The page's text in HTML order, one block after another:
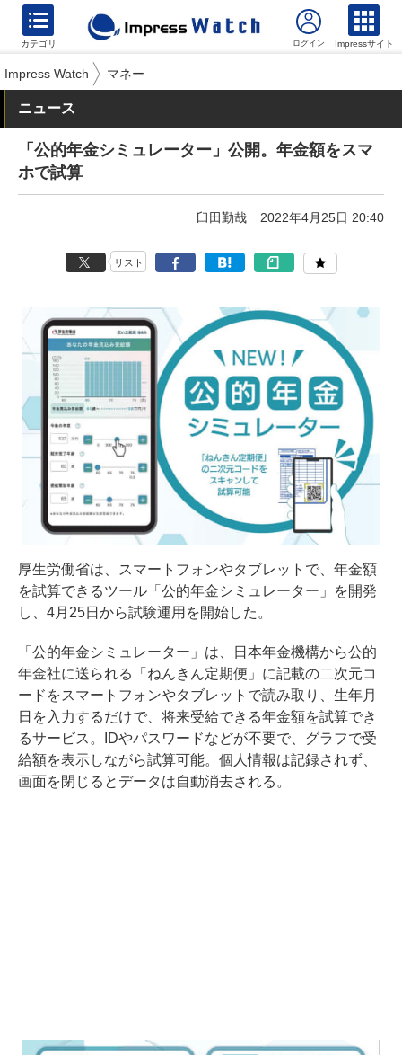
カテゴリ Impressサイト
Impress Watch マネー
ニュース
「公的年金シミュレーター」公開。年金額をスマ
ホで試算
臼田勤哉 2022年4月25日 20:40
リスト
厚生労働省は、スマートフォンやタブレットで、年金額
を試算できるツール「公的年金シミュレーター」を開発
し、4月25日から試験運用を開始した。
「公的年金シミュレーター」は、日本年金機構から公的
年金社に送られる「ねんきん定期便」に記載の二次元コ
ードをスマートフォンやタブレットで読み取り、生年月
日を入力するだけで、将来受給できる年金額を試算でき
るサービス。IDやパスワードなどが不要で、グラフで受
給額を表示しながら試算可能。個人情報は記録されず、
画面を閉じるとデータは自動消去される。